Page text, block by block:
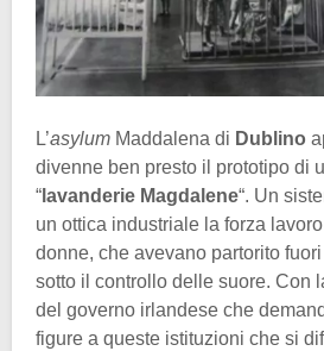
L’asylum Maddalena di Dublino
divenne ben presto il prototipo di
“ lavanderie Magdalene“. Un
un ottica industriale la forza
donne, che avevano partorito
sotto il controllo delle suore. Con
del governo irlandese che
figure a queste istituzioni che si